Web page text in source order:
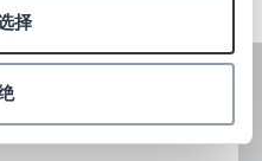
择
更多信息和价格